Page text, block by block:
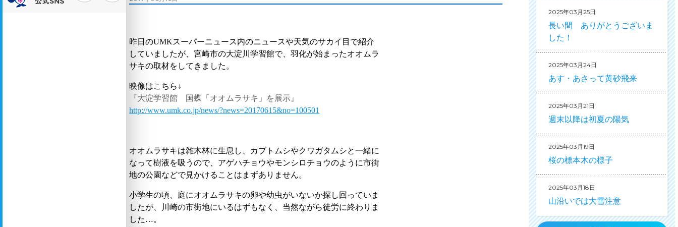
昨日のUMKスーパーニュース内のニュースや天気のサカイ目で紹介
していましたが、宮崎市の大淀川学習館で、羽化が始まったオオムラ
サキの取材をしてきました。
映像はこちら↓
『大淀学習館 国蝶「オオムラサキ」を展示』
http://www.umk.co.jp/news/?news=20170615&no=100501
オオムラサキは雑木林に生息し、カブトムシやクワガタムシと一緒に
なって樹液を吸うので、アゲハチョウやモンシロチョウのように市街
地の公園などで見かけることはまずありません。
小学生の頃、庭にオオムラサキの卵や幼虫がいないか探し回っていま
したが、川崎の市街地にいるはずもなく、当然ながら徒労に終わりま
した…。
2025年03月25日
長い間 ありがとうございま
した！
2025年03月24日
あす・あさって黄砂飛来
2025年03月21日
週末以降は初夏の陽気
2025年03月19日
桜の標本木の様子
2025年03月18日
山沿いでは大雪注意